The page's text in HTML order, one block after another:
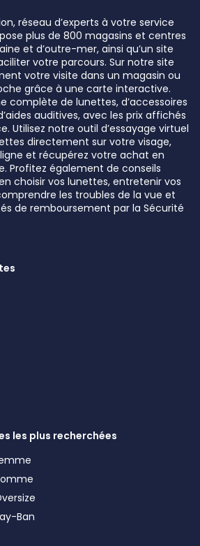
réseau d’experts à votre service
plus de 800 magasins et centres
et d’outre-mer, ainsi qu’un site
votre parcours. Sur notre site
votre visite dans un magasin ou
grâce à une carte interactive.
complète de lunettes, d’accessoires
auditives, avec les prix affichés
Utilisez notre outil d’essayage virtuel
directement sur votre visage,
et récupérez votre achat en
Profitez également de conseils
choisir vos lunettes, entretenir vos
les troubles de la vue et
de remboursement par la Sécurité
les plus recherchées
Ban